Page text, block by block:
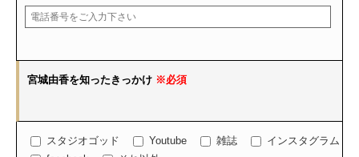
宮城由香を知ったきっかけ ※必須
スタジオゴッド Youtube 雑誌
インスタグラム